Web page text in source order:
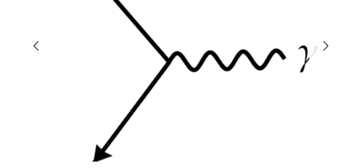
 